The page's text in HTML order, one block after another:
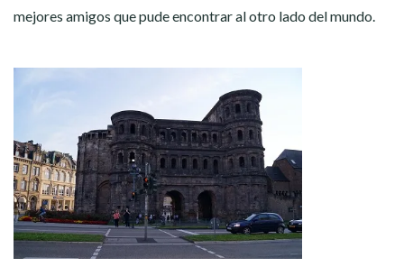
mejores amigos que pude encontrar al otro lado del mundo.